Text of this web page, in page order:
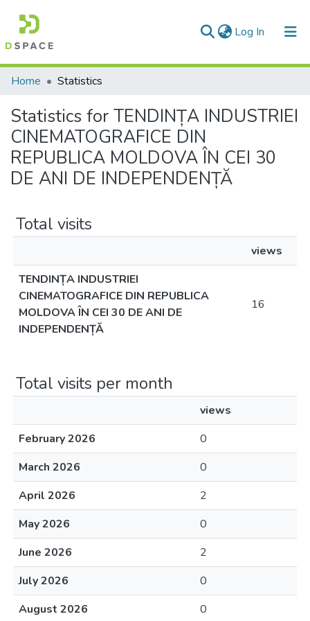
Log In (current)
Communities & Collections
All of DSpace
Home Statistics
Statistics for TENDINȚA INDUSTRIEI
CINEMATOGRAFICE DIN
REPUBLICA MOLDOVA ÎN CEI 30
DE ANI DE INDEPENDENȚĂ
Total visits
views
TENDINȚA INDUSTRIEI
CINEMATOGRAFICE DIN REPUBLICA
MOLDOVA ÎN CEI 30 DE ANI DE
INDEPENDENȚĂ
16
Total visits per month
views
February 2026
0
March 2026
0
April 2026
2
May 2026
0
June 2026
2
July 2026
0
August 2026
0